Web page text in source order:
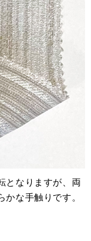
となりますが、両
な手触りです。